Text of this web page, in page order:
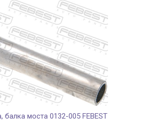
балка моста 0132-005 FEBEST